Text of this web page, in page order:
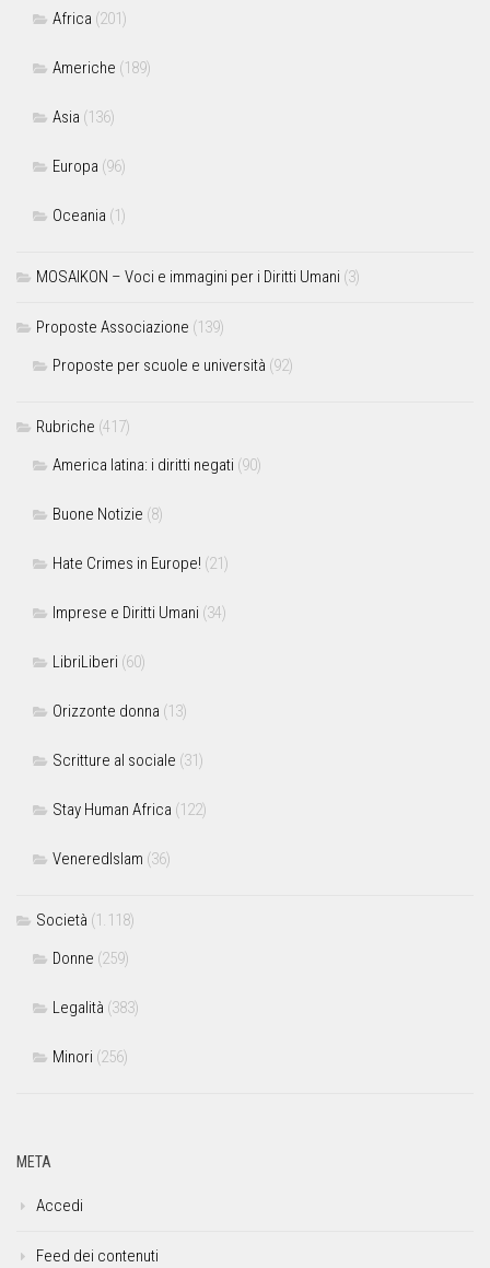
Africa (201)
Americhe (189)
Asia (136)
Europa (96)
Oceania (1)
MOSAIKON – Voci e immagini per i Diritti Umani (3)
Proposte Associazione (139)
Proposte per scuole e università (92)
Rubriche (417)
America latina: i diritti negati (90)
Buone Notizie (8)
Hate Crimes in Europe! (21)
Imprese e Diritti Umani (34)
LibriLiberi (60)
Orizzonte donna (13)
Scritture al sociale (31)
Stay Human Africa (122)
VeneredIslam (36)
Società (1.118)
Donne (259)
Legalità (383)
Minori (256)
META
Accedi
Feed dei contenuti